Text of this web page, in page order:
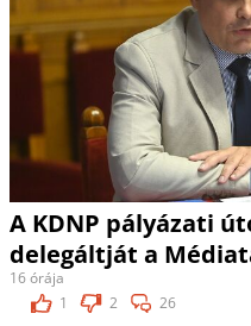
A KDNP pályázati
delegáltját a
16 órája
1
2 26